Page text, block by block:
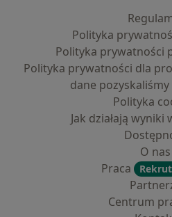
Polityka
Polityka prywatności
Polityka prywatności dla
dane
Polityka
Jak działają wyniki
O nas
Praca
Centrum